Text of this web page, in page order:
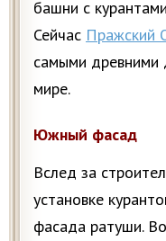
башни с
Сейчас Пражский
самыми древними
мире.
Южный фасад
Вслед за
установке
фасада ратуши.